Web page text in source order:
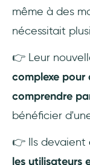
même à des
nécessitait
👉 Leur
complexe pour
comprendre
bénéficier
👉 Ils devaient
les utilisateurs